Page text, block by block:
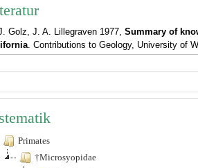
Golz, J. A. Lillegraven 1977, Summary of
. Contributions to Geology, University of
Primates
†Microsyopidae